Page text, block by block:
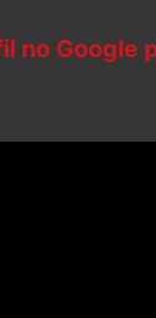
no Google